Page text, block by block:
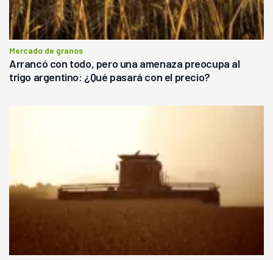
Mercado de granos
Arrancó con todo, pero una amenaza preocupa al
trigo argentino: ¿Qué pasará con el precio?